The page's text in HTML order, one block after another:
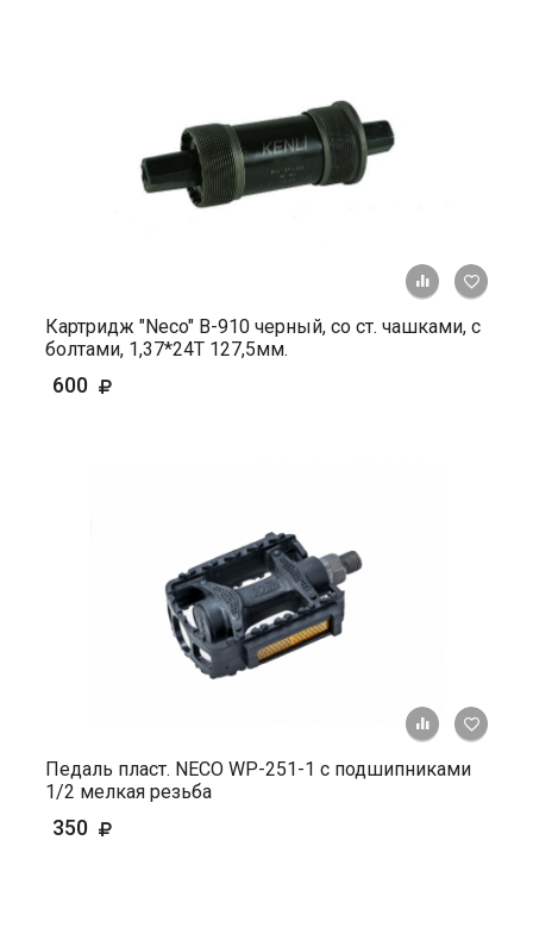
+ К
Картридж "Neco" B-910 черный, со ст. чашками, с
болтами, 1,37*24Т 127,5мм.
600
+ К
Педаль пласт. NECO WP-251-1 с подшипниками
1/2 мелкая резьба
350